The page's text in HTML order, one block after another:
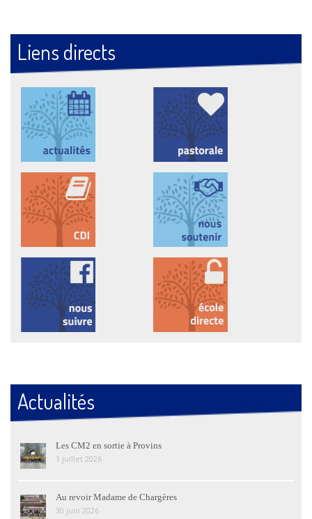
Liens directs
Actualités
Les CM2 en sortie à Provins
1 juillet 2026
Au revoir Madame de Chargères
30 juin 2026